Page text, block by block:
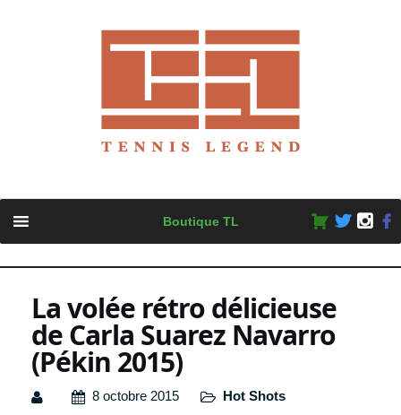
content
Boutique TL
La volée rétro délicieuse
de Carla Suarez Navarro
(Pékin 2015)
8 octobre 2015 Hot Shots